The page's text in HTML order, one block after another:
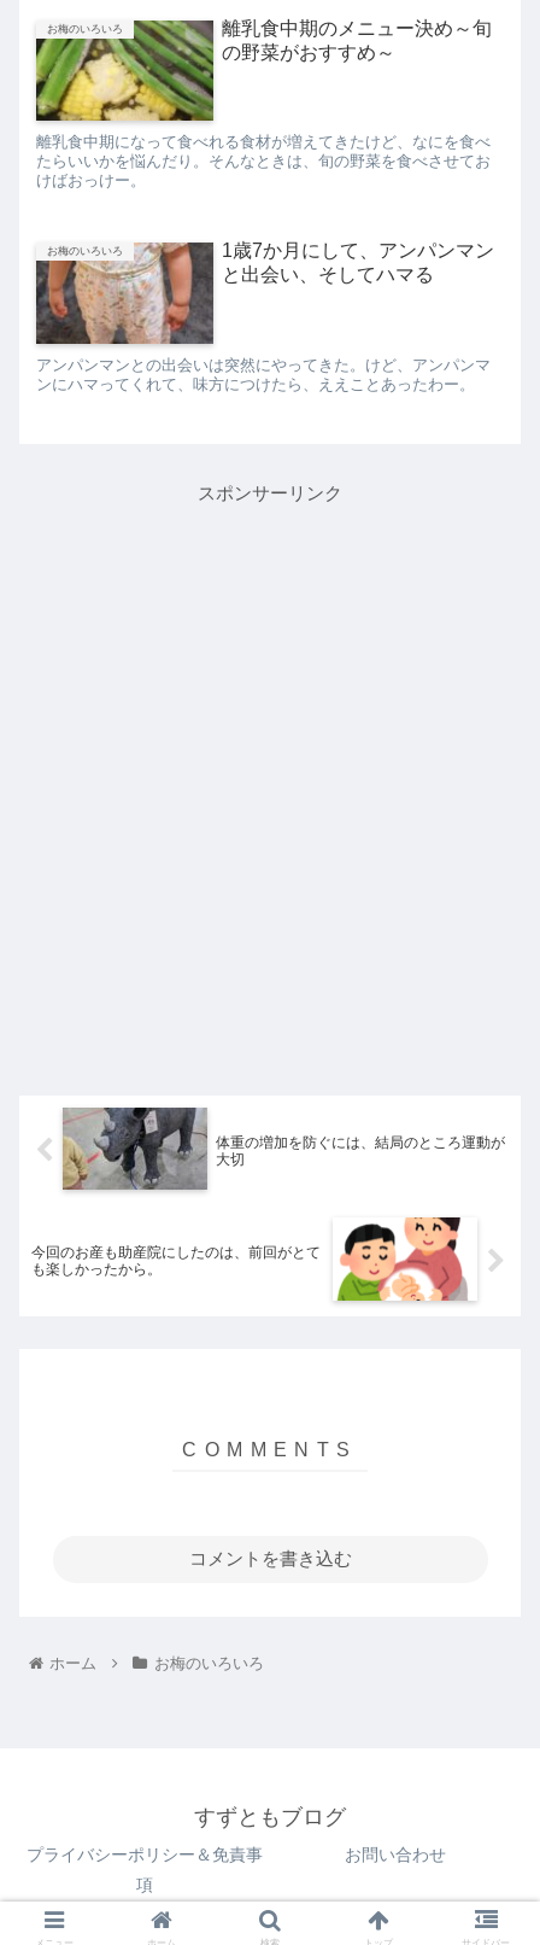
お梅のいろいろ
離乳食中期のメニュー決め～旬
の野菜がおすすめ～
離乳食中期になって食べれる食材が増えてきたけど、なにを食べ
たらいいかを悩んだり。そんなときは、旬の野菜を食べさせてお
けばおっけー。
お梅のいろいろ
1歳7か月にして、アンパンマン
と出会い、そしてハマる
アンパンマンとの出会いは突然にやってきた。けど、アンパンマ
ンにハマってくれて、味方につけたら、ええことあったわー。
スポンサーリンク
体重の増加を防ぐには、結局のところ運動が
大切
今回のお産も助産院にしたのは、前回がとて
も楽しかったから。
コメントを書き込む
ホーム お梅のいろいろ
すずともブログ
プライバシーポリシー＆免責事
項
お問い合わせ
© 2022 すずともブログ.